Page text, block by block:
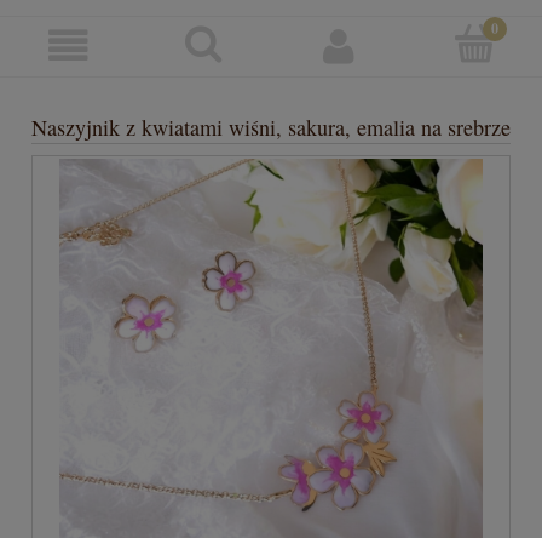
Naszyjnik z kwiatami wiśni, sakura, emalia na srebrze